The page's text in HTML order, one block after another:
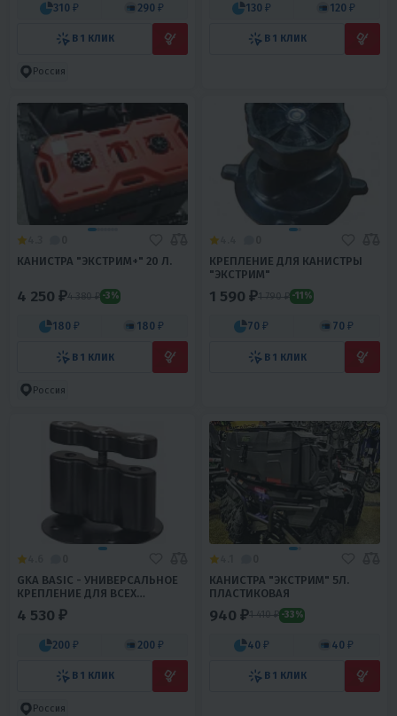
310 ₽ 290 ₽
В 1 КЛИК
Россия
130 ₽ 120 ₽
В 1 КЛИК
КАНИСТРА "ЭКСТРИМ+" 20 Л.
4 250 ₽4 380 ₽ -3%
180 ₽ 180 ₽
В 1 КЛИК
Россия
КРЕПЛЕНИЕ ДЛЯ КАНИСТРЫ
"ЭКСТРИМ"
1 590 ₽1 790 ₽ -11%
70 ₽ 70 ₽
В 1 КЛИК
GKA BASIC - УНИВЕРСАЛЬНОЕ
КРЕПЛЕНИЕ ДЛЯ ВСЕХ
ЭКСПЕДИЦИОННЫХ КАНИСТР
4 530 ₽
200 ₽ 200 ₽
В 1 КЛИК
Россия
КАНИСТРА "ЭКСТРИМ" 5Л.
ПЛАСТИКОВАЯ
940 ₽1 410 ₽ -33%
40 ₽ 40 ₽
В 1 КЛИК